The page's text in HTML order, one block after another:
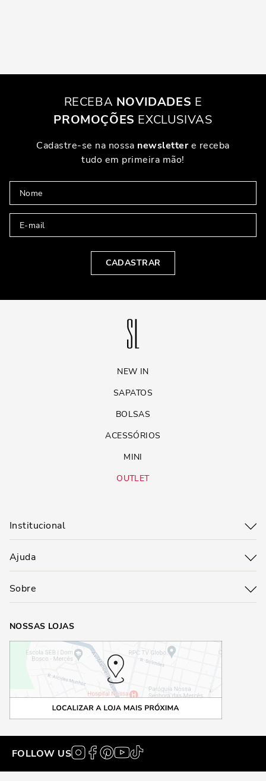
RECEBA NOVIDADES E
PROMOÇÕES EXCLUSIVAS
Cadastre-se na nossa newslettere receba
tudo em primeira mão!
CADASTRAR
NEW IN
SAPATOS
BOLSAS
ACESSÓRIOS
MINI
OUTLET
Institucional
Ajuda
Sobre
NOSSAS LOJAS
FOLLOW US